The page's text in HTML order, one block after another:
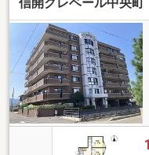
バス交換、トイ
関扉交換、室内
ーズボックス交
ーホン設置、火
すめポイント】
が適用されます
入
信開クレベール中央町